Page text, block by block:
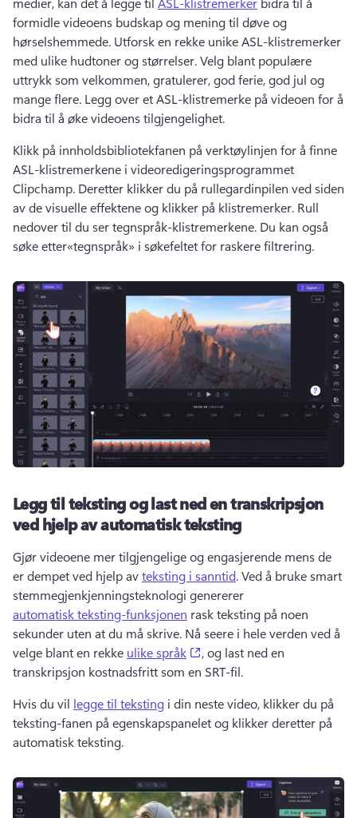
formidle videoens budskap og mening til døve og
hørselshemmede. Utforsk en rekke unike ASL-klistremerker
med ulike hudtoner og størrelser. Velg blant populære
uttrykk som velkommen, gratulerer, god ferie, god jul og
mange flere. Legg over et ASL-klistremerke på videoen for å
bidra til å øke videoens tilgjengelighet.
Klikk på innholdsbibliotekfanen på verktøylinjen for å finne
ASL-klistremerkene i videoredigeringsprogrammet
Clipchamp. Deretter klikker du på rullegardinpilen ved siden
av de visuelle effektene og klikker på klistremerker. Rull
nedover til du ser tegnspråk-klistremerkene. Du kan også
søke etter«tegnspråk» i søkefeltet for raskere filtrering.
Legg til teksting og last ned en transkripsjon
ved hjelp av automatisk teksting
Gjør videoene mer tilgjengelige og engasjerende mens de
er dempet ved hjelp av teksting i sanntid. Ved å bruke smart
stemmegjenkjenningsteknologi genererer
automatisk teksting-funksjonen rask teksting på noen
sekunder uten at du må skrive. Nå seere i hele verden ved å
velge blant en rekke ulike språk (opens in a new tab)
, og last ned en
transkripsjon kostnadsfritt som en SRT-fil.
Hvis du vil legge til teksting i din neste video, klikker du på
teksting-fanen på egenskapspanelet og klikker deretter på
automatisk teksting.